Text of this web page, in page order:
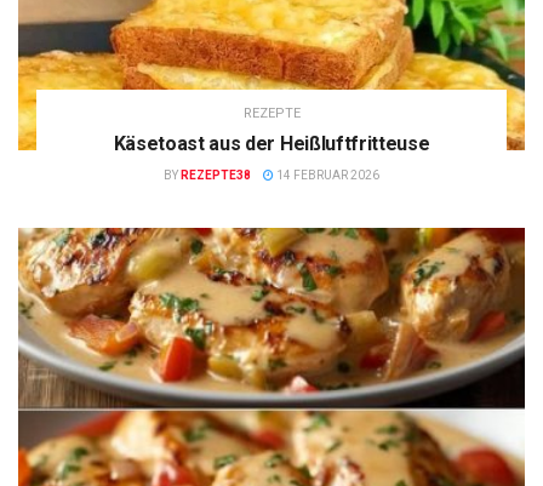
REZEPTE
Käsetoast aus der Heißluftfritteuse
BY REZEPTE38 14 FEBRUAR 2026